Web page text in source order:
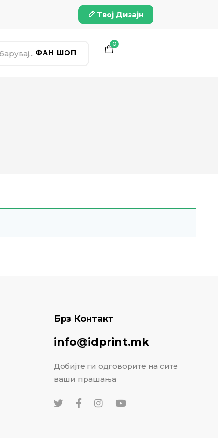
Твој Дизајн
ФАН ШОП
0
Брз Контакт
info@idprint.mk
Добијте ги одговорите на сите
ваши прашања